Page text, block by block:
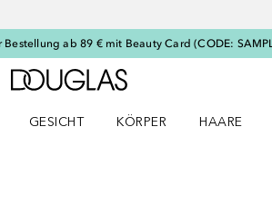
ab 89 € mit Beauty Card (CODE:
Zur Douglas Startseite
GESICHT
KÖRPER
HAARE